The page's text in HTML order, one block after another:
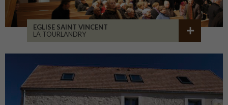
EGLISE SAINT VINCENT
LA TOURLANDRY